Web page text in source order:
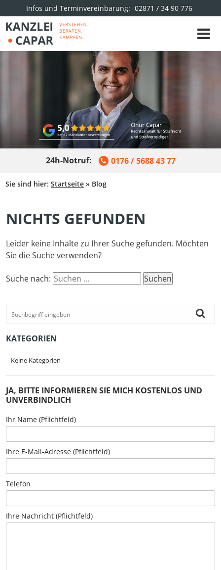
Infos und Terminvereinbarung: 02871 / 34 90 776
24h-Notruf: 0176 / 5688 43 77
Sie sind hier:Startseite » Blog
NICHTS GEFUNDEN
Leider keine Inhalte zu Ihrer Suche gefunden. Möchten
Sie die Suche verwenden?
Suche nach:
KATEGORIEN
Keine Kategorien
JA, BITTE INFORMIEREN SIE MICH KOSTENLOS UND
UNVERBINDLICH
Ihr Name (Pflichtfeld)
Ihre E-Mail-Adresse (Pflichtfeld)
Telefon
Ihre Nachricht (Pflichtfeld)